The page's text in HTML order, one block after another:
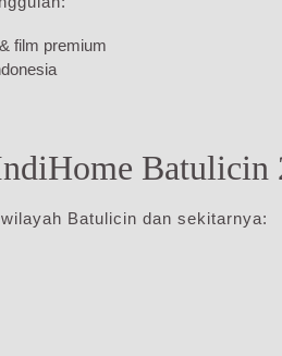
film premium
Batulicin
Batulicin dan sekitarnya: